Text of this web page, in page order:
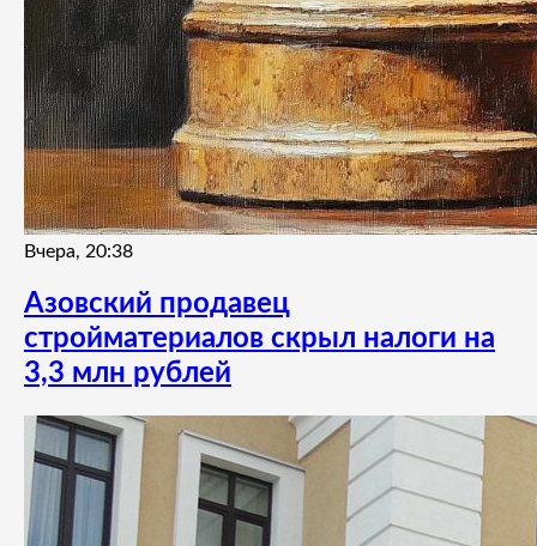
Вчера, 20:38
Азовский продавец
стройматериалов скрыл налоги на
3,3 млн рублей